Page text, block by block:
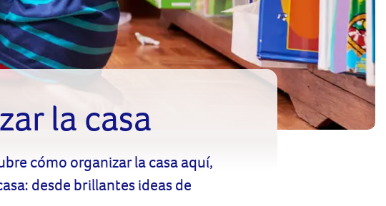
la casa
cómo organizar la casa aquí,
desde brillantes ideas de